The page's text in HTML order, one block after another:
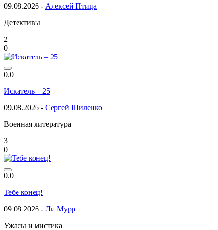
09.08.2026 - Алексей Птица
Детективы
2
0
0.0
Искатель – 25
09.08.2026 - Сергей Шиленко
Военная литература
3
0
0.0
Тебе конец!
09.08.2026 - Ли Мурр
Ужасы и мистика